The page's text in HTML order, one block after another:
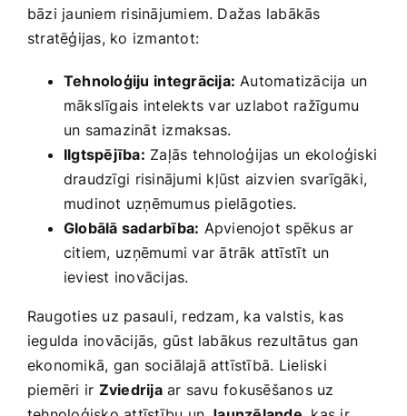
bāzi jauniem risinājumiem.‌ Dažas labākās
stratēģijas, ko izmantot:
Tehnoloģiju⁢ integrācija: Automatizācija un
mākslīgais⁣ intelekts var uzlabot ražīgumu
un ‌samazināt‌ izmaksas.
Ilgtspējība: Zaļās⁢ tehnoloģijas un ekoloģiski
draudzīgi ⁤risinājumi kļūst aizvien svarīgāki,⁣
mudinot​ uzņēmumus pielāgoties.
Globālā sadarbība: Apvienojot ⁤spēkus ar
citiem, ⁢uzņēmumi var ātrāk attīstīt un
ieviest inovācijas.
Raugoties uz ‍pasauli, ‍redzam,⁢ ka valstis,‌ kas ​
iegulda inovācijās, gūst labākus rezultātus gan
ekonomikā, gan‍ sociālajā attīstībā.⁤ Lieliski
piemēri ir Zviedrijaar‍ savu ⁢fokusēšanos uz